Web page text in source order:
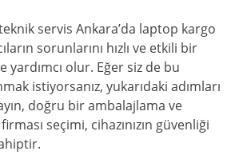
servis Ankara’da laptop kargo
sorunlarını hızlı ve etkili bir
yardımcı olur. Eğer siz de bu
istiyorsanız, yukarıdaki adımları
doğru bir ambalajlama ve
seçimi, cihazınızın güvenliği